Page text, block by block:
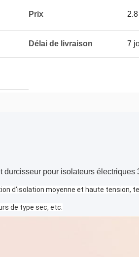
Prix 2.8
Délai de livraison 7
durcisseur pour isolateurs électriques
d'isolation moyenne et haute tension,
de type sec, etc.